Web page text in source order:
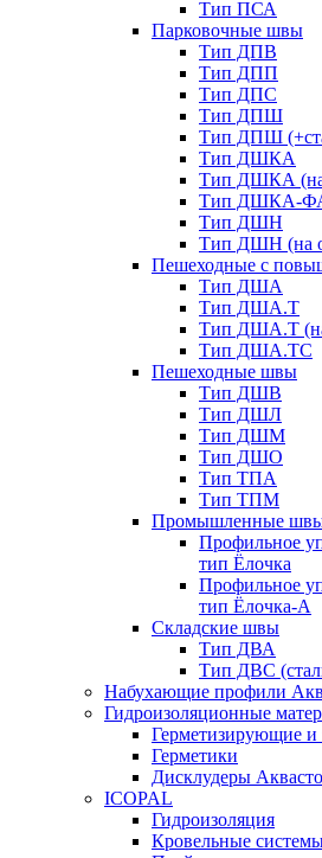
Тип ПСА
Парковочные швы
Тип ДПВ
Тип ДПП
Тип ДПС
Тип ДПШ
Тип ДПШ
Тип ДШКА
Тип ДШКА (на
Тип ДШКА-
Тип ДШН
Тип ДШН (на
Пешеходные с
Тип ДША
Тип ДША.Т
Тип ДША.Т
Тип ДША.ТС
Пешеходные швы
Тип ДШВ
Тип ДШЛ
Тип ДШМ
Тип ДШО
Тип ТПА
Тип ТПМ
Промышленные
Профильное
тип Ёлочка
Профильное
тип Ёлочка-А
Складские швы
Тип ДВА
Тип ДВС
Набухающие профили
Гидроизоляционные
Герметизирующие и
Герметики
Дисклудеры
ICOPAL
Гидроизоляция
Кровельные